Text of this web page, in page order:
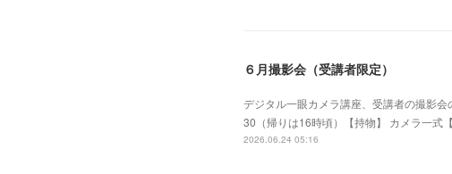
６月撮影会（受講者限定）
デジタル一眼カメラ講座、受講者の撮影
30（帰りは16時頃）【持物】 カメラ一式
2026.06.24 05:16